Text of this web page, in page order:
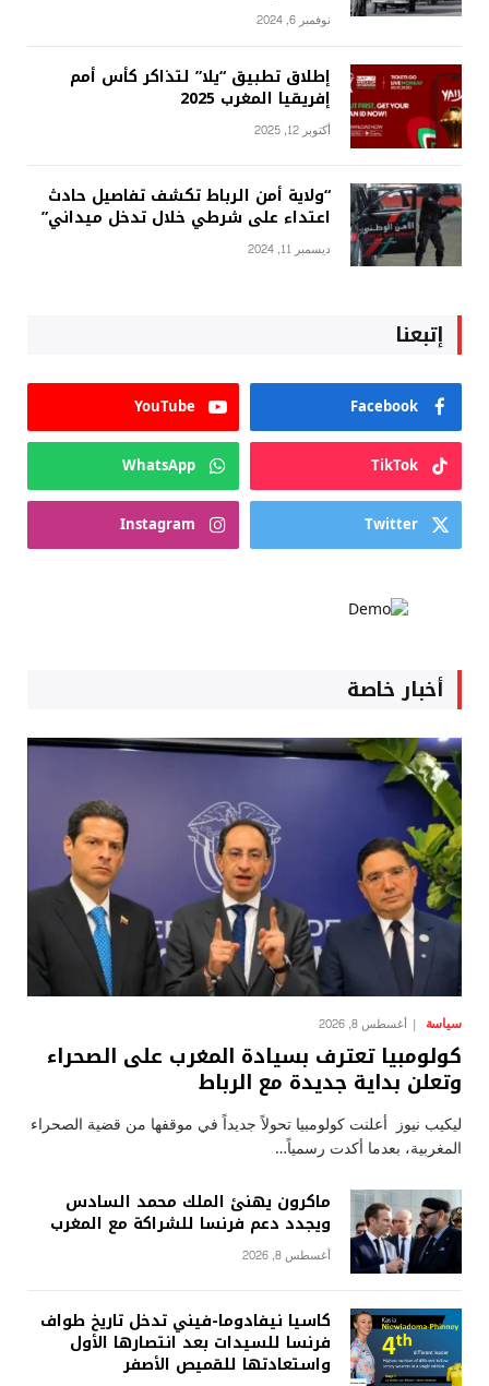
نوفمبر 6, 2024
إطلاق تطبيق “يلا” لتذاكر كأس أمم
إفريقيا المغرب 2025
أكتوبر 12, 2025
“ولاية أمن الرباط تكشف تفاصيل حادث
اعتداء على شرطي خلال تدخل ميداني”
ديسمبر 11, 2024
إتبعنا
Facebook
YouTube
TikTok
WhatsApp
Twitter
Instagram
أخبار خاصة
سياسة أغسطس 8, 2026
كولومبيا تعترف بسيادة المغرب على الصحراء
وتعلن بداية جديدة مع الرباط
ليكيب نيوز أعلنت كولومبيا تحولاً جديداً في موقفها من قضية الصحراء
المغربية، بعدما أكدت رسمياً…
ماكرون يهنئ الملك محمد السادس
ويجدد دعم فرنسا للشراكة مع المغرب
أغسطس 8, 2026
كاسيا نيفادوما-فيني تدخل تاريخ طواف
فرنسا للسيدات بعد انتصارها الأول
واستعادتها للقميص الأصفر